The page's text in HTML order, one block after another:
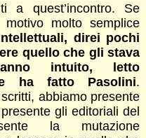
a quest’incontro. Se
molto semplice
direi pochi
quello che gli stava
intuito, letto
ha fatto Pasolini.
abbiamo presente
gli editoriali del
la mutazione